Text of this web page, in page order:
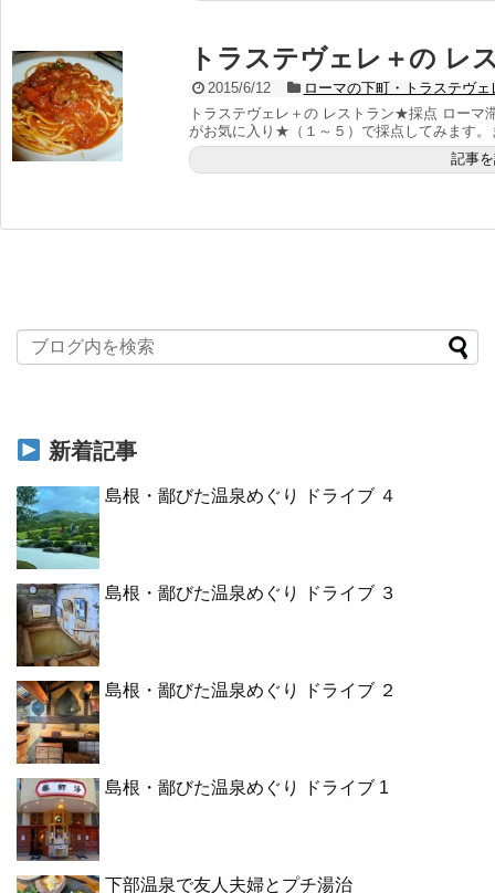
トラステヴェレ＋の レ
2015/6/12
ローマの下町・トラステヴェ
トラステヴェレ＋の レストラン★採点 ローマ
がお気に入り★（１～５）で採点してみます。
記事
新着記事
島根・鄙びた温泉めぐり ドライブ ４
島根・鄙びた温泉めぐり ドライブ ３
島根・鄙びた温泉めぐり ドライブ ２
島根・鄙びた温泉めぐり ドライブ 1
下部温泉で友人夫婦とプチ湯治